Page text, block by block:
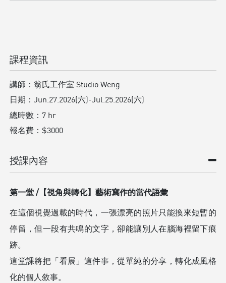
課程資訊
講師：翁氏工作室 Studio Weng
日期：Jun.27.2026(六)-Jul.25.2026(六)
總時數： 7 hr
報名費： $3000
授課內容
第一堂 /【視角與轉化】藝術寫作的當代語彙
在這個視覺過載的時代，一張漂亮的照片只能換來短暫的
停留，但一段有共鳴的文字，卻能讓別人在腦海裡留下痕
跡。
這堂課將把「看展」這件事，從單純的分享，轉化成風格
化的個人敘事。